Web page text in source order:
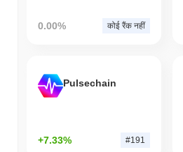
0.00% कोई रैंक नहीं
Pulsechain
+7.33% #191